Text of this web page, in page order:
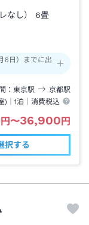
なし） 6畳
日）までに出
東京駅 京都駅
)｜1泊 ｜消費税込
円〜36,900円
択する